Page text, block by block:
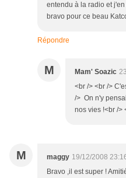
entendu à la radio et
bravo pour ce beau
Répondre
M Mam' Soazic
<br /> <br />
/> On n'y
nos vies !<br />
M maggy 19/12/2008
Bravo ,il est super !